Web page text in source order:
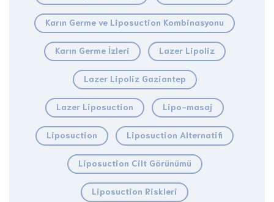
Karın Germe ve Liposuction Kombinasyonu
Karın Germe İzleri Lazer Lipoliz
Lazer Lipoliz Gaziantep
Lazer Liposuction Lipo-masaj
Liposuction Liposuction Alternatifi
Liposuction Cilt Görünümü
Liposuction Riskleri